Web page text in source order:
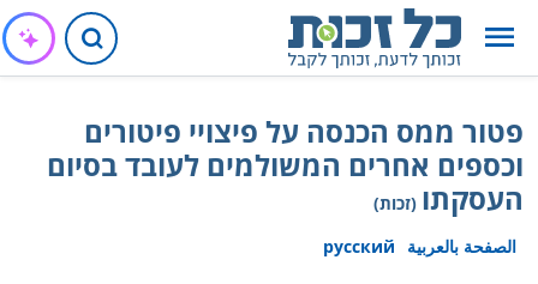
פטור ממס הכנסה על פיצויי פיטורים
וכספים אחרים המשולמים לעובד בסיום
העסקתו (זכות)
الصفحة بالعربية
русский